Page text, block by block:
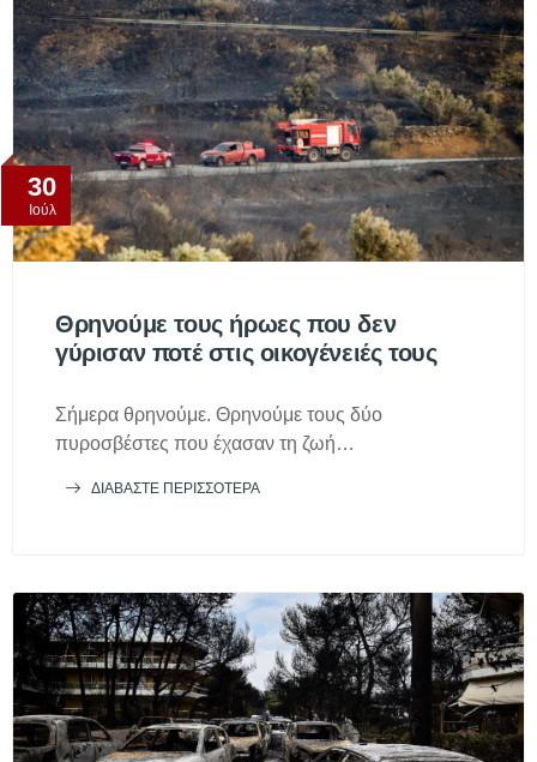
30
Ιούλ
Θρηνούμε τους ήρωες που δεν
γύρισαν ποτέ στις οικογένειές τους
Σήμερα θρηνούμε. Θρηνούμε τους δύο
πυροσβέστες που έχασαν τη ζωή…
ΔΙΑΒΆΣΤΕ ΠΕΡΙΣΣΌΤΕΡΑ